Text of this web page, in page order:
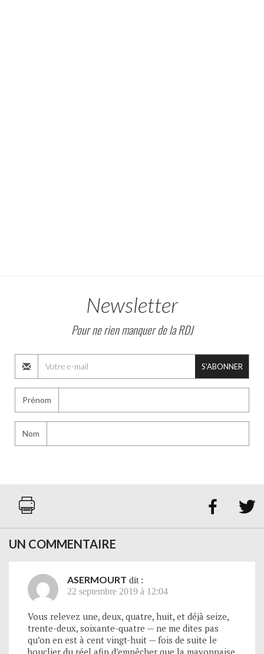
Newsletter
Pour ne rien manquer de la RDJ
S'ABONNER
Prénom
Nom
 
UN COMMENTAIRE
ASERMOURT dit :
22 septembre 2019 à 12:04
Vous relevez une, deux, quatre, huit, et déjà seize,
trente-deux, soixante-quatre — ne me dites pas
qu’on en est à cent vingt-huit — fois de suite le
bouclier du réel afin d’empêcher que la mayonnaise